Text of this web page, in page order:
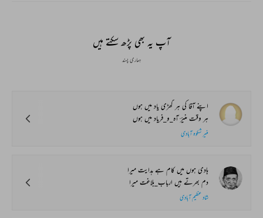
آپ یہ بھی پڑھ سکتے ہیں
ہماری پسند
اپنے آقا کی ہر گھڑی یاد میں ہوں
ہر وقت منیرؔ آہ_و_فریاد میں ہوں
منیر شکوہ آبادی
ہادی ہوں میں کام ہے ہدایت میرا
دم بھرتے ہیں ارباب_بلاغت میرا
شاد عظیم آبادی